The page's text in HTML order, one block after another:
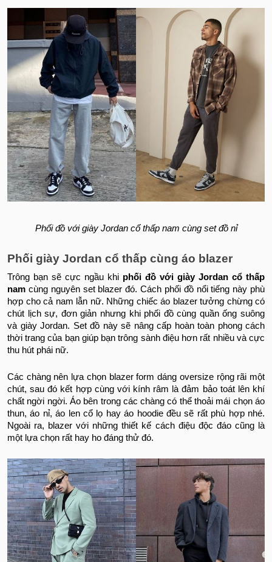
Phối đồ với giày Jordan cổ thấp nam cùng set đồ nỉ
Phối giày Jordan cổ thấp cùng áo blazer
Trông bạn sẽ cực ngầu khi phối đồ với giày Jordan cổ thấp
nam cùng nguyên set blazer đó. Cách phối đồ nổi tiếng này phù
hợp cho cả nam lẫn nữ. Những chiếc áo blazer tưởng chừng có
chút lịch sự, đơn giản nhưng khi phối đồ cùng quần ống suông
và giày Jordan. Set đồ này sẽ nâng cấp hoàn toàn phong cách
thời trang của bạn giúp bạn trông sành điệu hơn rất nhiều và cực
thu hút phái nữ.
Các chàng nên lựa chọn blazer form dáng oversize rộng rãi một
chút, sau đó kết hợp cùng với kính râm là đảm bảo toát lên khí
chất ngời ngời. Áo bên trong các chàng có thể thoải mái chọn áo
thun, áo nỉ, áo len cổ lọ hay áo hoodie đều sẽ rất phù hợp nhé.
Ngoài ra, blazer với những thiết kế cách điệu độc đáo cũng là
một lựa chọn rất hay ho đáng thử đó.